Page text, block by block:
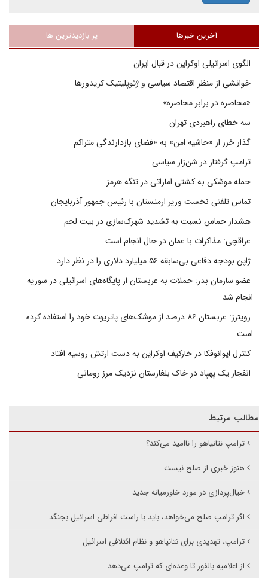
آخرین خبرها پر بازدیدترین ها
الگوی اسرائیلی اوکراین در قبال ایران
خوانشی از منظر اقتصاد سیاسی و ژئوپلیتیک کریدورها
«محاصره در برابر محاصره»
سه خطای راهبردی تهران
گذار خزر از «حاشیه امن» به «فضای بازدارندگی متراکم
ترامپ گرفتار در شن‌زار سیاسی
حمله موشکی به کشتی اماراتی در تنگه هرمز
تماس تلفنی نخست وزیر ارمنستان با رئیس جمهور آذربایجان
هشدار حماس نسبت به تشدید شهرک‌سازی در بیت‌ لحم
عراقچی: مذاکرات با عمان در حال انجام است
ژاپن بودجه دفاعی بی‌سابقه ۵۶ میلیارد دلاری را در نظر دارد
عضو سازمان بدر: حملات به عربستان از پایگاه‌های اسرائیلی در سوریه
انجام شد
رویترز: عربستان ۸۶ درصد از موشک‌های پاتریوت خود را استفاده کرده
است
کنترل ایوانوفکا در خارکیف اوکراین به دست ارتش روسیه افتاد
انفجار یک پهپاد در خاک بلغارستان نزدیک مرز رومانی
مطالب مرتبط
ترامپ نتانیاهو را ناامید می‌کند؟
هنوز خبری از صلح نیست
خیال‌پردازی در مورد خاورمیانه جدید
اگر ترامپ صلح می‌خواهد، باید با راست افراطی اسرائیل بجنگد
ترامپ، تهدیدی برای نتانیاهو و نظام ائتلافی اسرائیل
از اعلامیه بالفور تا وعده‌ای که ترامپ می‌دهد